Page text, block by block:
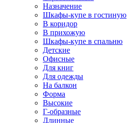
Назначение
Шкафы-купе в гостиную
В коридор
В прихожую
Шкафы-купе в спальню
Детские
Офисные
Для книг
Для одежды
На балкон
Форма
Высокие
Г-образные
Длинные